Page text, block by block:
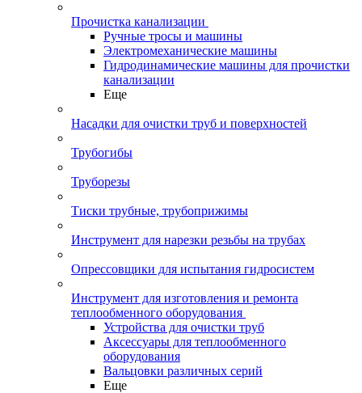
Прочистка канализации
Ручные тросы и машины
Электромеханические машины
Гидродинамические машины для прочистки
канализации
Еще
Насадки для очистки труб и поверхностей
Трубогибы
Труборезы
Тиски трубные, трубоприжимы
Инструмент для нарезки резьбы на трубах
Опрессовщики для испытания гидросистем
Инструмент для изготовления и ремонта
теплообменного оборудования
Устройства для очистки труб
Аксессуары для теплообменного
оборудования
Вальцовки различных серий
Еще